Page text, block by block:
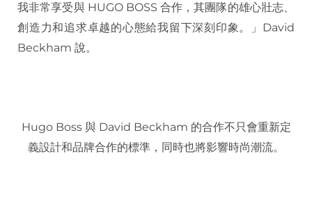
我非常享受與 HUGO BOSS 合作，其團隊的雄心壯志、
創造力和追求卓越的心態給我留下深刻印象。」David
Beckham 說。
Hugo Boss 與 David Beckham 的合作不只會重新定
義設計和品牌合作的標準，同時也將影響時尚潮流。